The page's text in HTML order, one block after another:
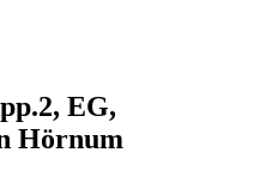
EG,
Hörnum